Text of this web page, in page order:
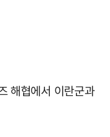
해협에서 이란군과